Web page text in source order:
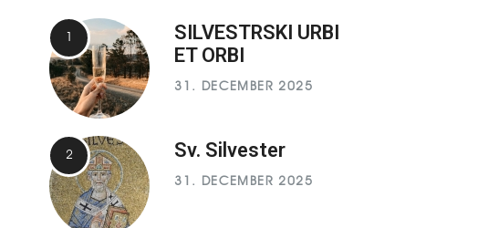
SILVESTRSKI URBI
ET ORBI
31. DECEMBER 2025
Sv. Silvester
31. DECEMBER 2025